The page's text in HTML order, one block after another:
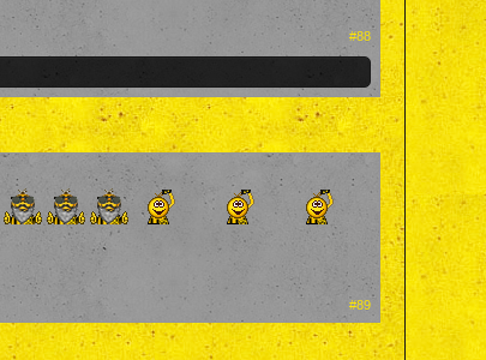
#88
#89